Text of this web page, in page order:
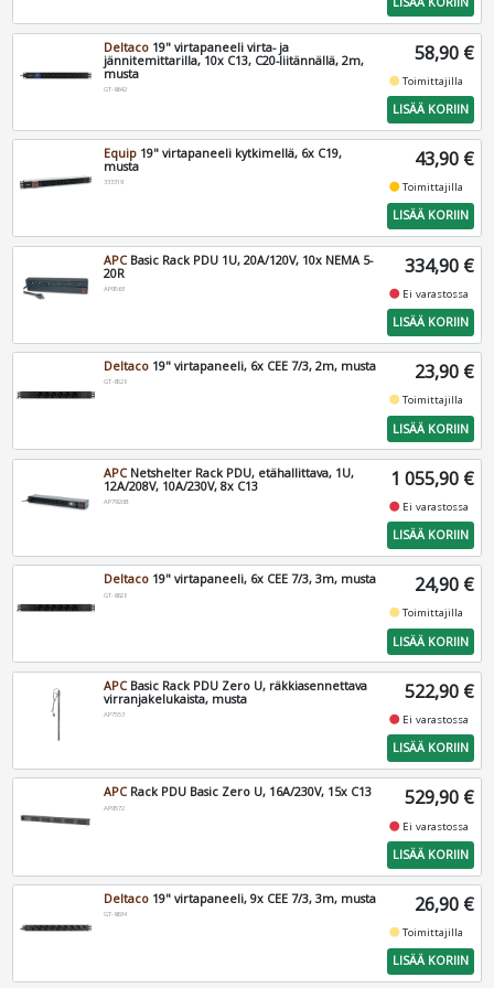
Deltaco 19" virtapaneeli virta- ja
jännitemittarilla, 10x C13, C20-liitännällä, 2m,
musta
GT-8642
58,90 €
fiber_manual_recordToimittajilla
LISÄÄ KORIIN
Equip 19" virtapaneeli kytkimellä, 6x C19,
musta
333319
43,90 €
fiber_manual_recordToimittajilla
LISÄÄ KORIIN
APCBasic Rack PDU 1U, 20A/120V, 10x NEMA 5-
20R
AP9563
334,90 €
fiber_manual_record Ei varastossa
LISÄÄ KORIIN
Deltaco 19" virtapaneeli, 6x CEE 7/3, 2m, musta
GT-8528 23,90 €
fiber_manual_recordToimittajilla
LISÄÄ KORIIN
APCNetshelter Rack PDU, etähallittava, 1U,
12A/208V, 10A/230V, 8x C13
AP7920B
1 055,90 €
fiber_manual_record Ei varastossa
LISÄÄ KORIIN
Deltaco 19" virtapaneeli, 6x CEE 7/3, 3m, musta
GT-8628 24,90 €
fiber_manual_recordToimittajilla
LISÄÄ KORIIN
APCBasic Rack PDU Zero U, räkkiasennettava
virranjakelukaista, musta
AP7553
522,90 €
fiber_manual_record Ei varastossa
LISÄÄ KORIIN
APCRack PDU Basic Zero U, 16A/230V, 15x C13
AP9572 529,90 €
fiber_manual_record Ei varastossa
LISÄÄ KORIIN
Deltaco 19" virtapaneeli, 9x CEE 7/3, 3m, musta
GT-8634 26,90 €
fiber_manual_recordToimittajilla
LISÄÄ KORIIN